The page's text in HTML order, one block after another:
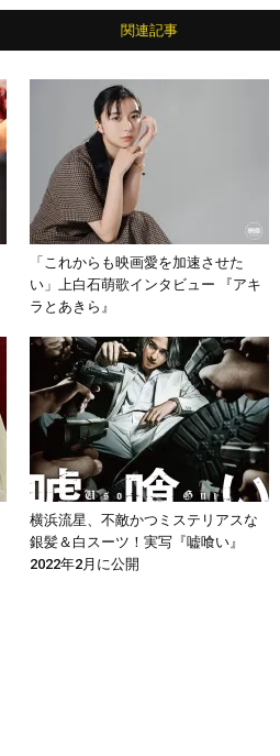
関連記事
「これからも映画愛を加速させた
い」上白石萌歌インタビュー 『アキ
ラとあきら』
横浜流星、不敵かつミステリアスな
銀髪＆白スーツ！実写『嘘喰い』
2022年2月に公開